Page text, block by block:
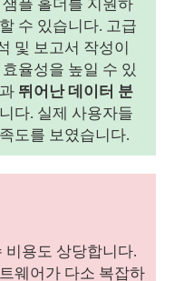
플 홀더를 지원하
수 있습니다. 고급
및 보고서 작성이
율성을 높일 수 있
과 뛰어난 데이터 분
다. 실제 사용자들
도를 보였습니다.
비용도 상당합니다.
웨어가 다소 복잡하